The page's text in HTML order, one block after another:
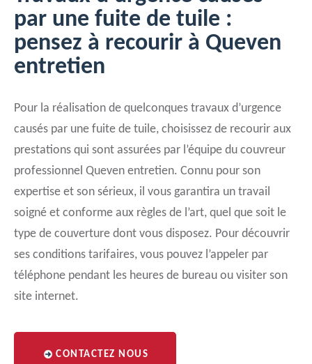
par une fuite de tuile :
pensez à recourir à Queven
entretien
Pour la réalisation de quelconques travaux d’urgence
causés par une fuite de tuile, choisissez de recourir aux
prestations qui sont assurées par l’équipe du couvreur
professionnel Queven entretien. Connu pour son
expertise et son sérieux, il vous garantira un travail
soigné et conforme aux règles de l’art, quel que soit le
type de couverture dont vous disposez. Pour découvrir
ses conditions tarifaires, vous pouvez l’appeler par
téléphone pendant les heures de bureau ou visiter son
site internet.
CONTACTEZ NOUS